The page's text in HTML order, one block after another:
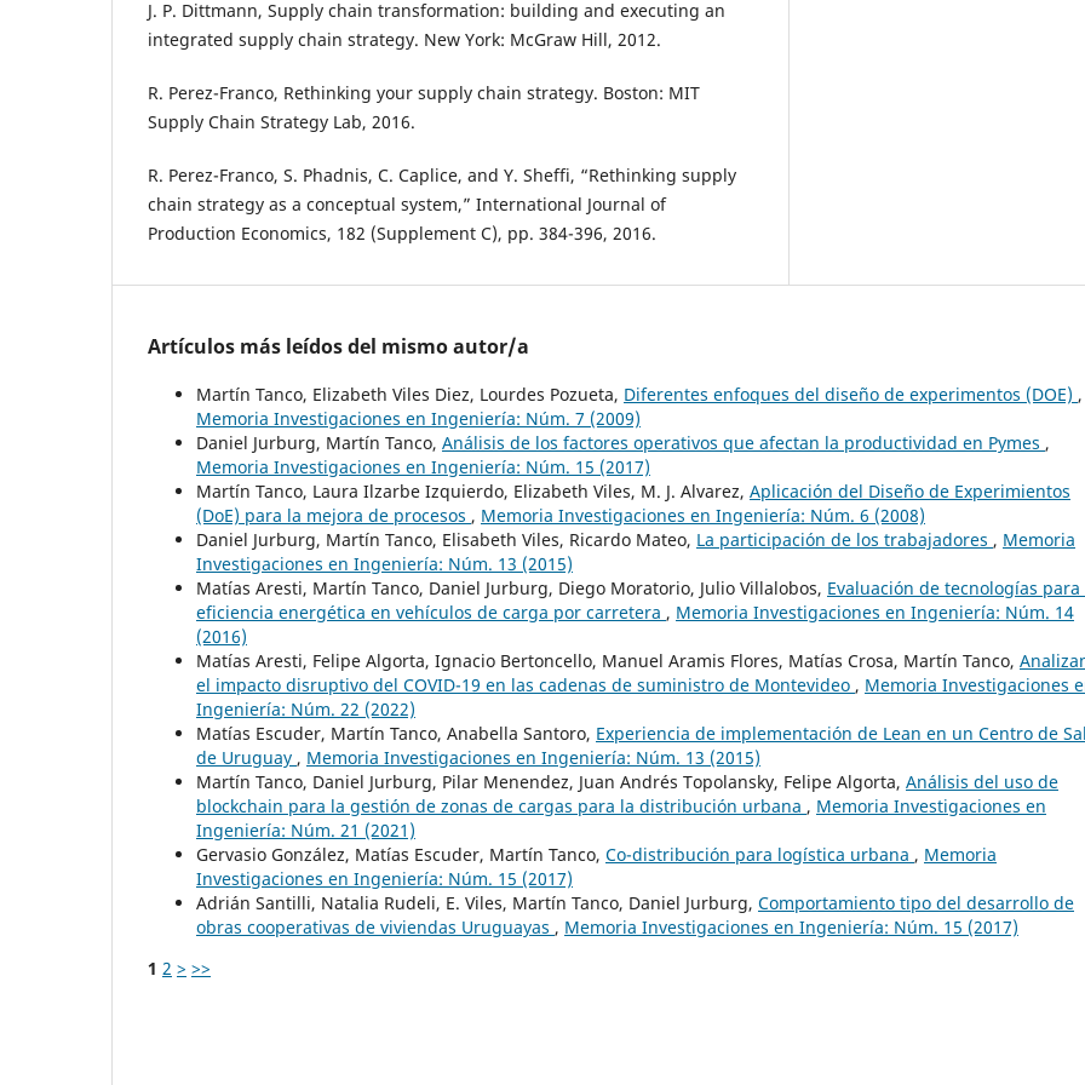
J. P. Dittmann, Supply chain transformation: building and executing an
integrated supply chain strategy. New York: McGraw Hill, 2012.
R. Perez-Franco, Rethinking your supply chain strategy. Boston: MIT
Supply Chain Strategy Lab, 2016.
R. Perez-Franco, S. Phadnis, C. Caplice, and Y. Sheffi, “Rethinking supply
chain strategy as a conceptual system,” International Journal of
Production Economics, 182 (Supplement C), pp. 384-396, 2016.
Artículos más leídos del mismo autor/a
Martín Tanco, Elizabeth Viles Diez, Lourdes Pozueta, Diferentes enfoques del diseño de experimentos (DOE) ,
Memoria Investigaciones en Ingeniería: Núm. 7 (2009)
Daniel Jurburg, Martín Tanco, Análisis de los factores operativos que afectan la productividad en Pymes ,
Memoria Investigaciones en Ingeniería: Núm. 15 (2017)
Martín Tanco, Laura Ilzarbe Izquierdo, Elizabeth Viles, M. J. Alvarez, Aplicación del Diseño de Experimientos
(DoE) para la mejora de procesos , Memoria Investigaciones en Ingeniería: Núm. 6 (2008)
Daniel Jurburg, Martín Tanco, Elisabeth Viles, Ricardo Mateo, La participación de los trabajadores , Memoria
Investigaciones en Ingeniería: Núm. 13 (2015)
Matías Aresti, Martín Tanco, Daniel Jurburg, Diego Moratorio, Julio Villalobos, Evaluación de tecnologías para
eficiencia energética en vehículos de carga por carretera , Memoria Investigaciones en Ingeniería: Núm. 14
(2016)
Matías Aresti, Felipe Algorta, Ignacio Bertoncello, Manuel Aramis Flores, Matías Crosa, Martín Tanco,
el impacto disruptivo del COVID-19 en las cadenas de suministro de Montevideo , Memoria Investigaciones
Ingeniería: Núm. 22 (2022)
Matías Escuder, Martín Tanco, Anabella Santoro, Experiencia de implementación de Lean en un Centro de
de Uruguay , Memoria Investigaciones en Ingeniería: Núm. 13 (2015)
Martín Tanco, Daniel Jurburg, Pilar Menendez, Juan Andrés Topolansky, Felipe Algorta, Análisis del uso de
blockchain para la gestión de zonas de cargas para la distribución urbana , Memoria Investigaciones en
Ingeniería: Núm. 21 (2021)
Gervasio González, Matías Escuder, Martín Tanco, Co-distribución para logística urbana , Memoria
Investigaciones en Ingeniería: Núm. 15 (2017)
Adrián Santilli, Natalia Rudeli, E. Viles, Martín Tanco, Daniel Jurburg, Comportamiento tipo del desarrollo de
obras cooperativas de viviendas Uruguayas , Memoria Investigaciones en Ingeniería: Núm. 15 (2017)
1 2 > >>